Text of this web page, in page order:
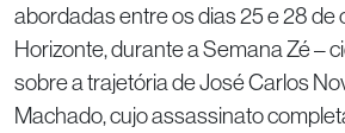
abordadas entre os dias 25 e 28 de
Horizonte, durante a Semana Zé –
sobre a trajetória de José Carlos
Machado, cujo assassinato